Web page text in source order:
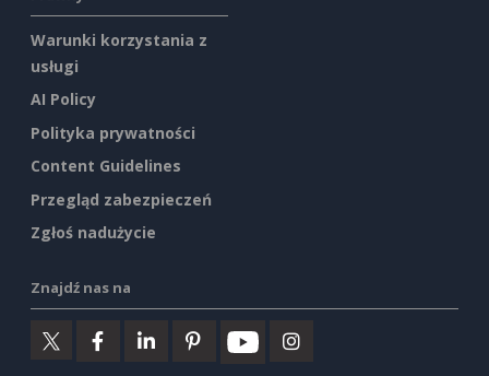
Warunki korzystania z
usługi
AI Policy
Polityka prywatności
Content Guidelines
Przegląd zabezpieczeń
Zgłoś nadużycie
Znajdź nas na